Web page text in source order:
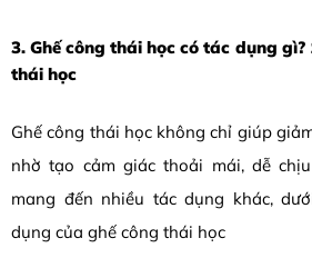
3. Ghế công thái học có tác dụng
thái học
Ghế công thái học không chỉ giúp
nhờ tạo cảm giác thoải mái, dễ
mang đến nhiều tác dụng khác,
dụng của ghế công thái học